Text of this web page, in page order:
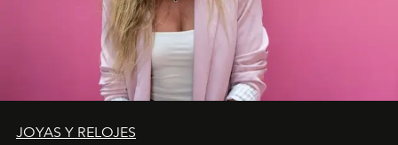
JOYAS Y RELOJES